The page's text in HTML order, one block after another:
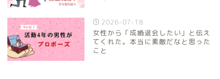
2026-07-18
女性から「成婚退会したい」と伝え
てくれた。本当に素敵だなと思った
こと